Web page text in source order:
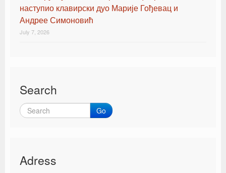
наступио клавирски дуо Марије Гођевац и
Андрее Симоновић
July 7, 2026
Search
Go
Adress